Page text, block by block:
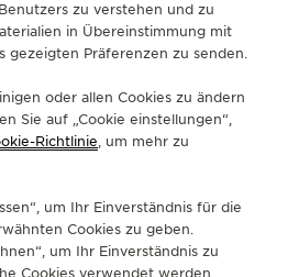
SIE UNS
ABONNIEREN
zu verstehen und zu
in Übereinstimmung mit
gezeigten Präferenzen zu senden.
oder allen Cookies zu ändern
Sie auf „Cookie einstellungen“,
Richtlinie, um mehr zu
um Ihr Einverständnis für die
Cookies zu geben.
um Ihr Einverständnis zu
Cookies verwendet werden